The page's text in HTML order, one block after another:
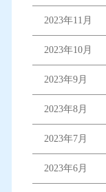
2023年11月
2023年10月
2023年9月
2023年8月
2023年7月
2023年6月